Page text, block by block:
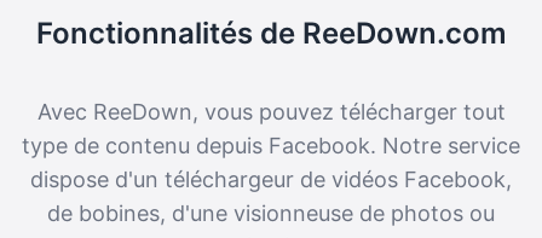
Fonctionnalités de ReeDown.com
Avec ReeDown, vous pouvez télécharger tout
type de contenu depuis Facebook. Notre service
dispose d'un téléchargeur de vidéos Facebook,
de bobines, d'une visionneuse de photos ou